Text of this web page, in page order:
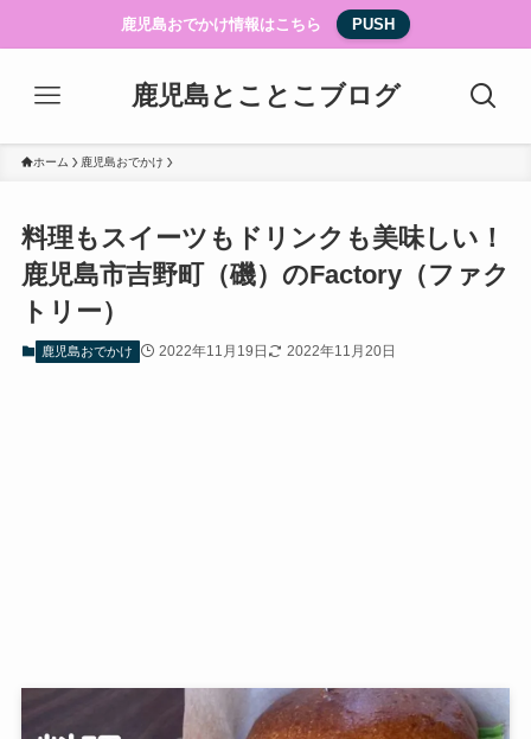
鹿児島おでかけ情報はこちら PUSH
鹿児島とことこブログ
ホーム 鹿児島おでかけ
料理もスイーツもドリンクも美味しい！
鹿児島市吉野町（磯）のFactory（ファク
トリー）
鹿児島おでかけ 2022年11月19日 2022年11月20日